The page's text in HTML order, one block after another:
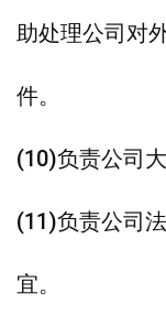
助处理公司对
件。
(10)负责公司
(11)负责公司
宜。